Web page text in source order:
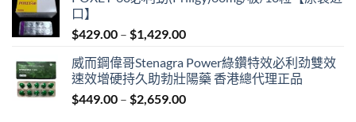
$2,629.00
口】
$429.00 – $1,429.00Price
$429.00
through
$1,429.00
威而鋼偉哥Stenagra Power綠鑽特效必利劲雙效
速效增硬持久助勃壯陽藥 香港總代理正品
$449.00 – $2,659.00Price